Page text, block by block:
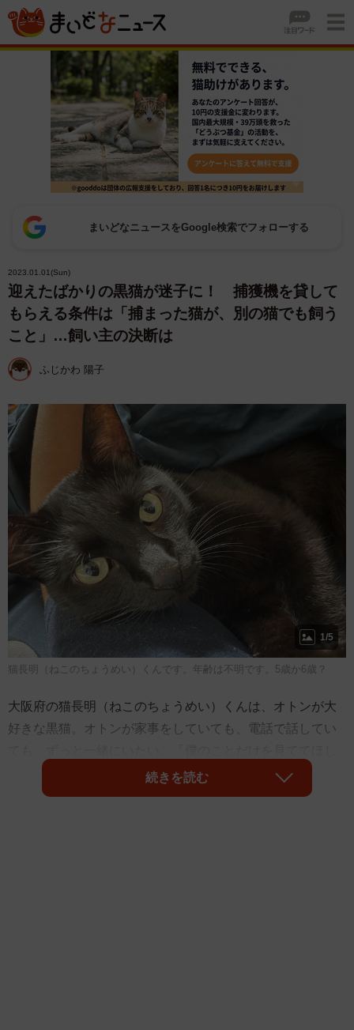
まいどなニュースをGoogle検索でフォローする
2023.01.01(Sun)
迎えたばかりの黒猫が迷子に！ 捕獲機を貸して
もらえる条件は「捕まった猫が、別の猫でも飼う
こと」…飼い主の決断は
ふじかわ 陽子
1/5
猫長明（ねこのちょうめい）くんです。年齢は不明です。5歳か6歳？
大阪府の猫長明（ねこのちょうめい）くんは、オトンが大
好きな黒猫。オトンが家事をしていても、電話で話してい
いねん」と言わんばかりにベタベタ。
続きを読む